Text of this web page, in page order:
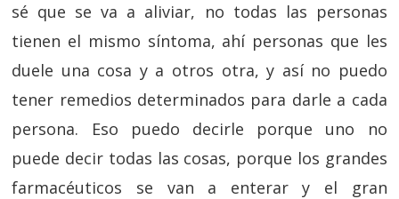
sé que se va a aliviar, no todas las personas
tienen el mismo síntoma, ahí personas que les
duele una cosa y a otros otra, y así no puedo
tener remedios determinados para darle a cada
persona. Eso puedo decirle porque uno no
puede decir todas las cosas, porque los grandes
farmacéuticos se van a enterar y el gran